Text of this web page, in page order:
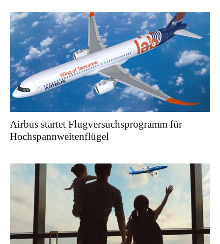
Airbus startet Flugversuchsprogramm für
Hochspannweitenflügel